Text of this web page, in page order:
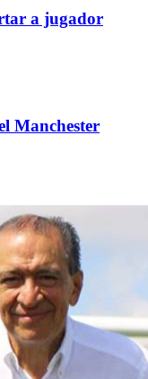
a jugador
Manchester